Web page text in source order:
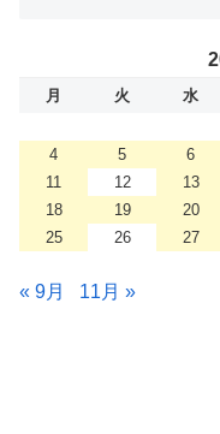
月 火 水
4
5 6
11
12 13
18
19 20
25
26 27
« 9月 11月 »